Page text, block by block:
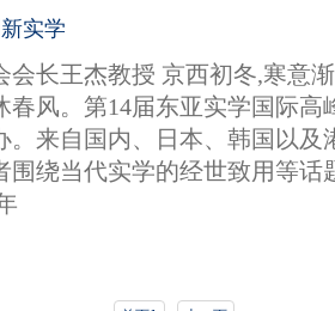
实学
会长王杰教授 京西初冬,寒意
春风。第14届东亚实学国际高
。来自国内、日本、韩国以及
围绕当代实学的经世致用等话